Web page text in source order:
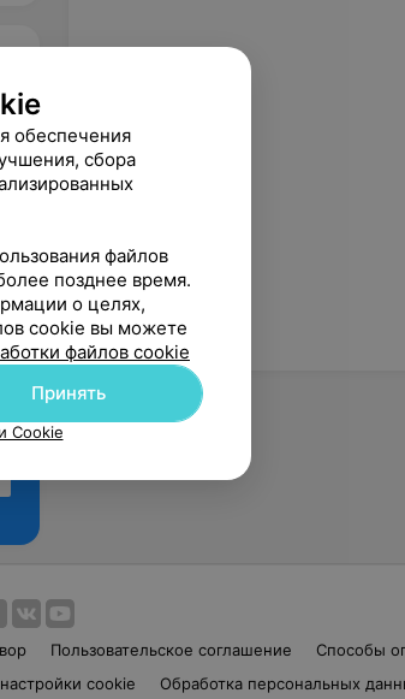
Пользовательское соглашение Способы
cookie Обработка персональных
обеспечения
сбора
файлов
позднее время.
о целях,
cookie вы можете
файлов cookie
Принять
Cookie